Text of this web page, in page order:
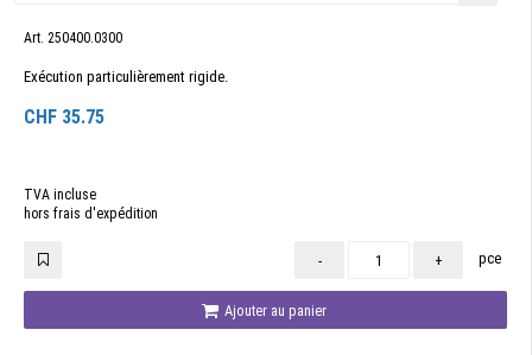
Art. 250400.0300
Exécution particulièrement rigide.
CHF 35.75
TVA incluse
hors frais d'expédition
- + pce
Ajouter au panier